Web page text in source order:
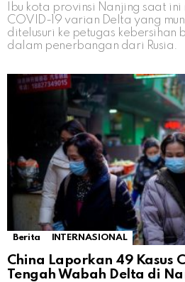
Ibu kota provinsi Nanjing saat
COVID-19 varian Delta yang
ditelusuri ke petugas kebersihan
dalam penerbangan dari Rusia.
Berita INTERNASIONAL
China Laporkan 49 Kasus
Tengah Wabah Delta di